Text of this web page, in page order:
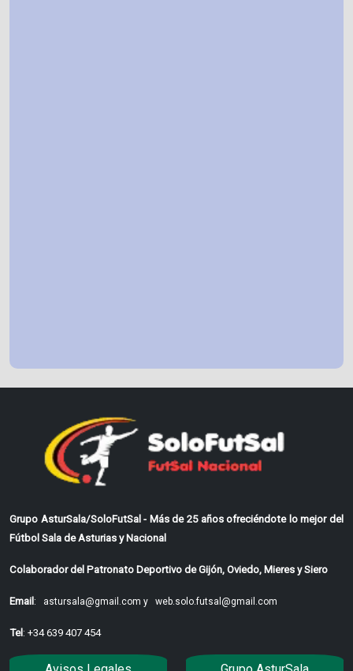
Grupo AsturSala/SoloFutSal - Más de 25 años ofreciéndote lo mejor del
Fútbol Sala de Asturias y Nacional
Colaborador del Patronato Deportivo de Gijón, Oviedo, Mieres y Siero
Email : astursala@gmail.com y web.solo.futsal@gmail.com
Tel : +34 639 407 454